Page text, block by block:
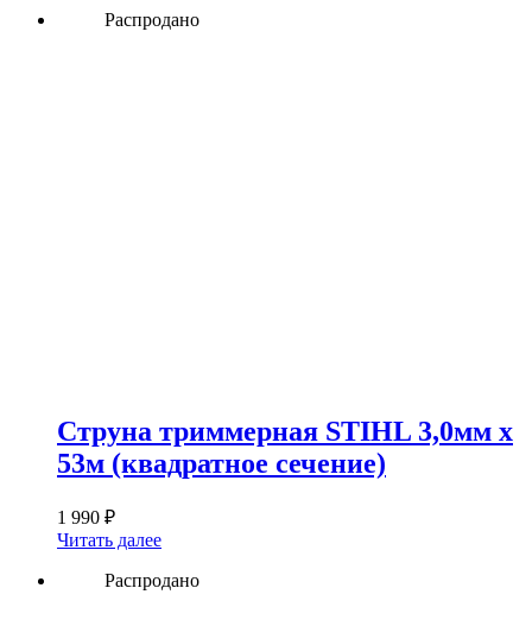
Распродано
Струна триммерная STIHL 3,0мм х
53м (квадратное сечение)
1 990 ₽
Читать далее
Распродано